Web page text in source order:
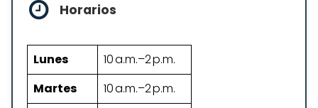
Horarios
Lunes
10 a.m.–2 p.m.
Martes
10 a.m.–2 p.m.